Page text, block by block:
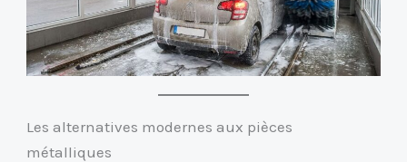
Les alternatives modernes aux pièces
métalliques